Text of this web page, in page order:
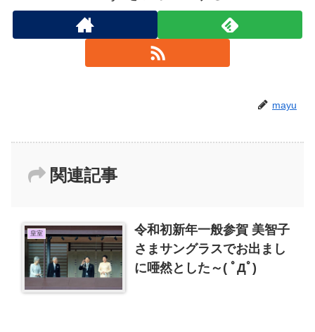
mayu
関連記事
皇室
令和初新年一般参賀 美智子
さまサングラスでお出まし
に唖然とした～( ﾟДﾟ)